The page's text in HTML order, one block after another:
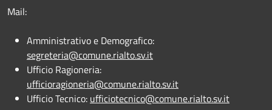
Mail:
Amministrativo e Demografico:
segreteria@comune.rialto.sv.it
Ufficio Ragioneria:
ufficioragioneria@comune.rialto.sv.it
Ufficio Tecnico: ufficiotecnico@comune.rialto.sv.it